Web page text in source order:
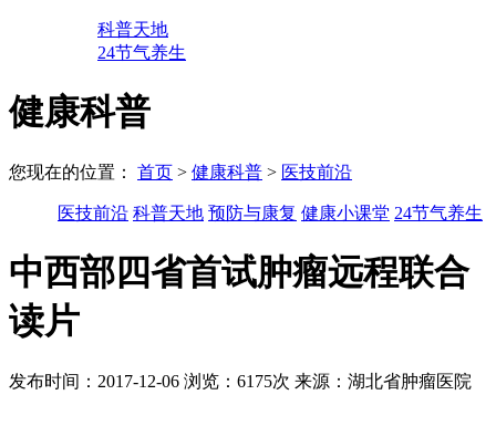
科普天地
24节气养生
健康科普
您现在的位置： 首页 > 健康科普 > 医技前沿
医技前沿 科普天地 预防与康复 健康小课堂 24节气养生
中西部四省首试肿瘤远程联合
读片
发布时间：2017-12-06 浏览：6175次 来源：湖北省肿瘤医院